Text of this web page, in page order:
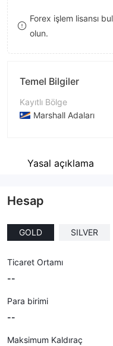
8
9
Forex işlem lisansı
olun.
Temel Bilgiler
Kayıtlı Bölge
Marshall Adaları
Şirket Adı
Yasal açıklama
Hesap
GOLD SILVER
Ticaret Ortamı
--
Para birimi
--
Maksimum Kaldıraç